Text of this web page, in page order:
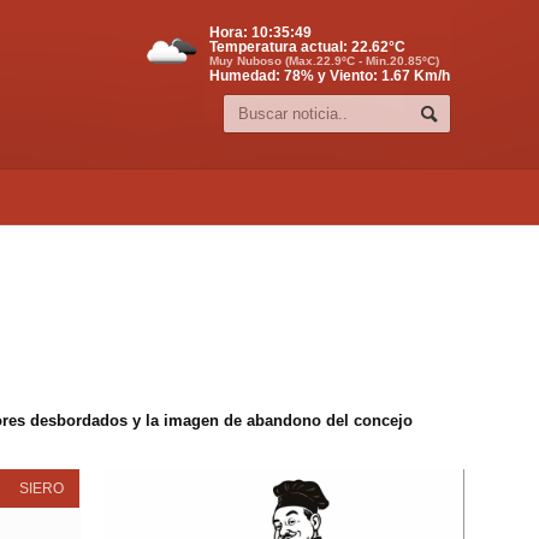
Hora: 10:35:49
Temperatura actual: 22.62°C
Muy Nuboso (Max.22.9ºC - Min.20.85ºC)
Humedad: 78% y Viento: 1.67 Km/h
desbordados y la imagen de abandono del concejo
SIERO